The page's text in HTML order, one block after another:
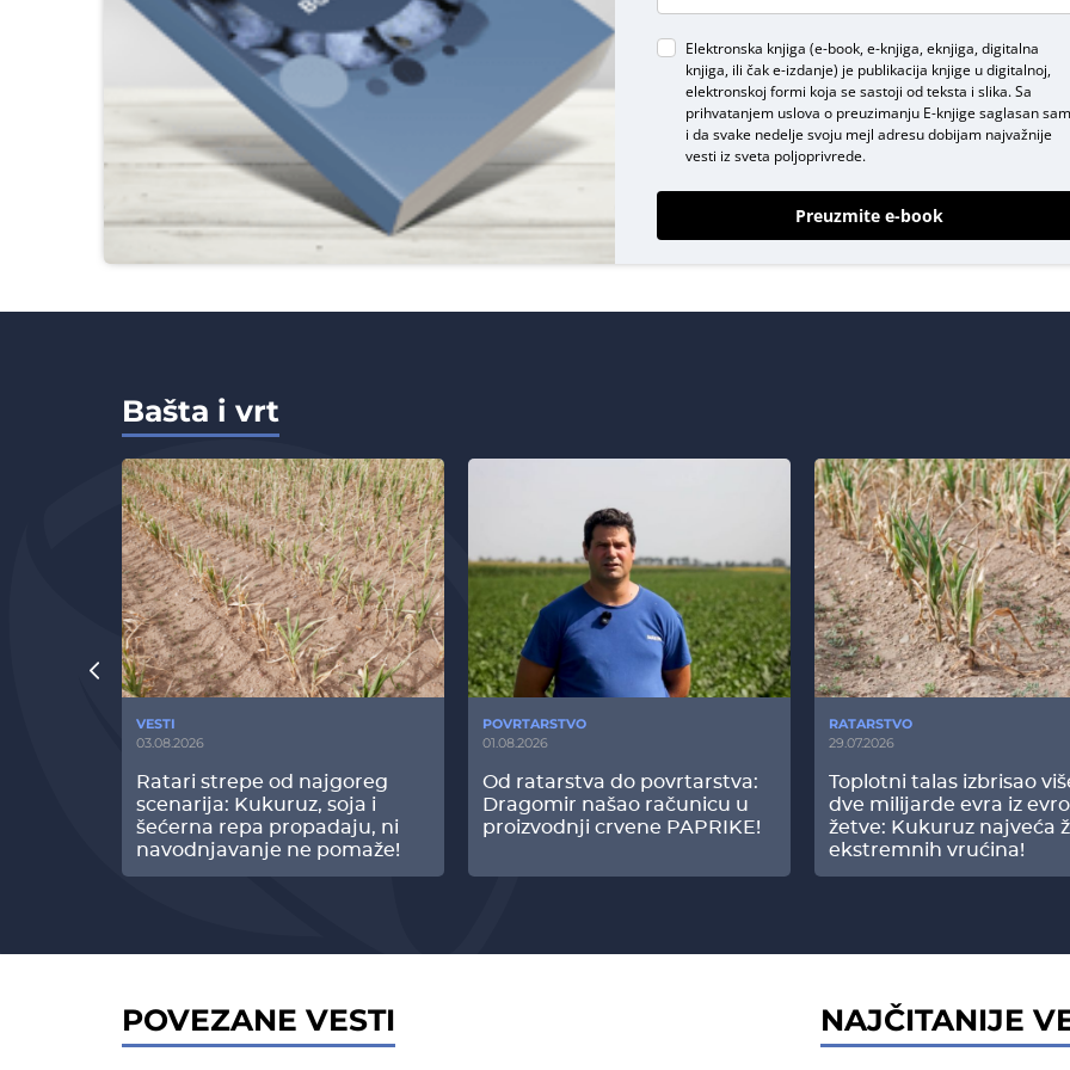
Elektronska knjiga (e-book, e-knjiga, eknjiga, digitalna
knjiga, ili čak e-izdanje) je publikacija knjige u digitalnoj,
elektronskoj formi koja se sastoji od teksta i slika. Sa
prihvatanjem uslova o preuzimanju E-knjigesaglasan sam
i da svake nedelje svoju mejl adresu dobijam najvažnije
vesti iz sveta poljoprivrede.
Preuzmite e-book
Bašta i vrt
VESTI
03.08.2026
Ratari strepe od najgoreg
scenarija: Kukuruz, soja i
šećerna repa propadaju, ni
navodnjavanje ne pomaže!
POVRTARSTVO
01.08.2026
Od ratarstva do povrtarstva:
Dragomir našao računicu u
proizvodnji crvene PAPRIKE!
RATARSTVO
29.07.2026
Toplotni talas izbrisao
dve milijarde evra iz
žetve: Kukuruz najveća
ekstremnih vrućina!
POVEZANE VESTI NAJČITANIJE